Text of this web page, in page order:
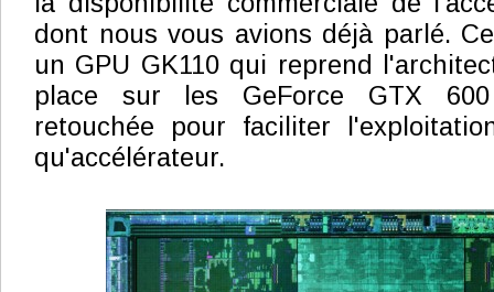
dont nous vous avions déjà parlé.
un GPU GK110 qui reprend
place sur les GeForce GTX
retouchée pour faciliter
qu'accélérateur.